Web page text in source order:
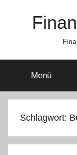
Menü
Schlagwort: